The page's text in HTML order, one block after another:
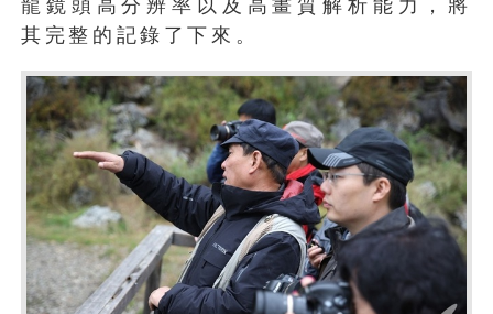
龍鏡頭高分辨率以及高畫質解析能力，將
其完整的記錄了下來。